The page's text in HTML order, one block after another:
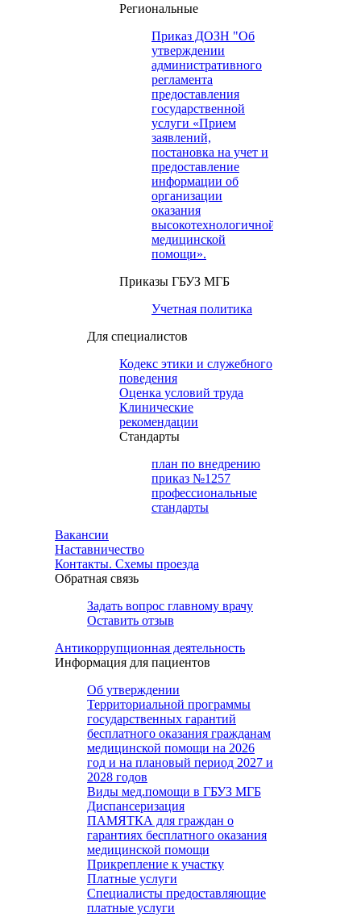
Региональные
Приказ ДОЗН "Об
утверждении
административного
регламента
предоставления
государственной
услуги «Прием
заявлений,
постановка на учет и
предоставление
информации об
организации
оказания
высокотехнологичной
медицинской
помощи».
Приказы ГБУЗ МГБ
Учетная политика
Для специалистов
Кодекс этики и служебного
поведения
Оценка условий труда
Клинические
рекомендации
Cтандарты
план по внедрению
приказ №1257
профессиональные
стандарты
Вакансии
Наставничество
Контакты. Схемы проезда
Обратная связь
Задать вопрос главному врачу
Оставить отзыв
Антикоррупционная деятельность
Информация для пациентов
Об утверждении
Территориальной программы
государственных гарантий
бесплатного оказания гражданам
медицинской помощи на 2026
год и на плановый период 2027 и
2028 годов
Виды мед.помощи в ГБУЗ МГБ
Диспансеризация
ПАМЯТКА для граждан о
гарантиях бесплатного оказания
медицинской помощи
Прикрепление к участку
Платные услуги
Специалисты предоставляющие
платные услуги